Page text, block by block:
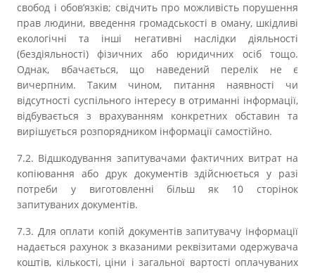
свобод і обов’язків; свідчить про можливість порушення
прав людини, введення громадськості в оману, шкідливі
екологічні та інші негативні наслідки діяльності
(бездіяльності) фізичних або юридичних осіб тощо.
Однак, вбачається, що наведений перелік не є
вичерпним. Таким чином, питання наявності чи
відсутності суспільного інтересу в отриманні інформації,
відбувається з врахуванням конкретних обставин та
вирішується розпорядником інформації самостійно.
7.2. Відшкодування запитувачами фактичних витрат на
копіювання або друк документів здійснюється у разі
потреби у виготовленні більш як 10 сторінок
запитуваних документів.
7.3. Для оплати копій документів запитувачу інформації
надається рахунок з вказаними реквізитами одержувача
коштів, кількості, ціни і загальної вартості оплачуваних